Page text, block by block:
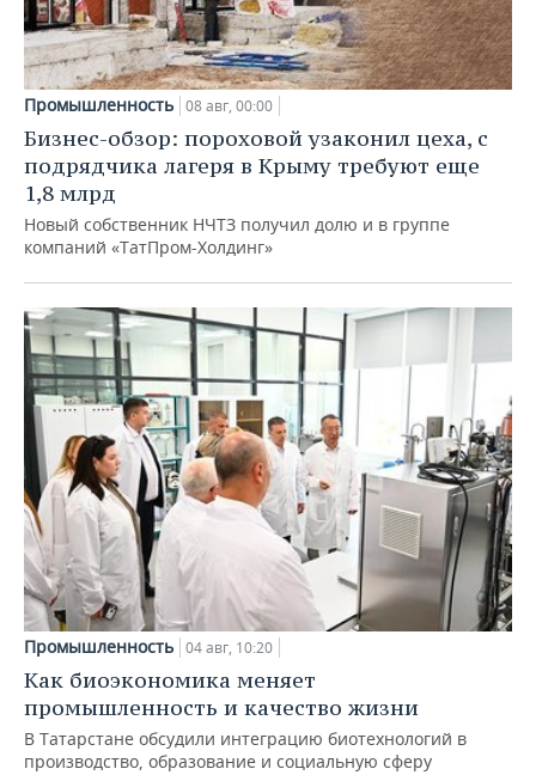
Промышленность 08 авг, 00:00
Бизнес-обзор: пороховой узаконил цеха, с
подрядчика лагеря в Крыму требуют еще
1,8 млрд
Новый собственник НЧТЗ получил долю и в группе
компаний «ТатПром-Холдинг»
Промышленность 04 авг, 10:20
Как биоэкономика меняет
промышленность и качество жизни
В Татарстане обсудили интеграцию биотехнологий в
производство, образование и социальную сферу